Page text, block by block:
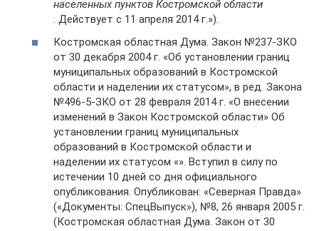
населенных пунктов Костромской области
. Действует с 11 апреля 2014 г.»).
Костромская областная Дума. Закон №237-ЗКО
от 30 декабря 2004 г. «Об установлении границ
муниципальных образований в Костромской
области и наделении их статусом», в ред. Закона
№496-5-ЗКО от 28 февраля 2014 г. «О внесении
изменений в Закон Костромской области» Об
установлении границ муниципальных
образований в Костромской области и
наделении их статусом «». Вступил в силу по
истечении 10 дней со дня официального
опубликования. Опубликован: «Северная Правда»
(«Документы: СпецВыпуск»), №8, 26 января 2005 г.
(Костромская областная Дума. Закон от 30